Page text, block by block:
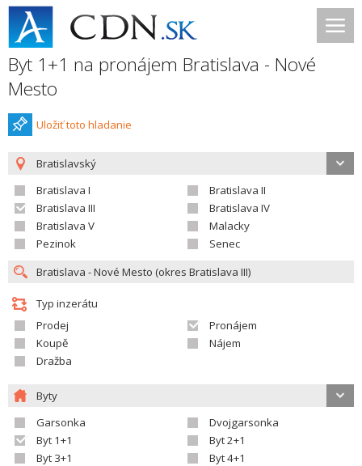
Byt 1+1 na pronájem Bratislava - Nové
Mesto
Uložiť toto hladanie
Bratislavský
Bratislava I
Bratislava II
Bratislava III
Bratislava IV
Bratislava V
Malacky
Pezinok
Senec
Typ inzerátu
Prodej
Pronájem
Koupě
Nájem
Dražba
Byty
Garsonka
Dvojgarsonka
Byt 1+1
Byt 2+1
Byt 3+1
Byt 4+1